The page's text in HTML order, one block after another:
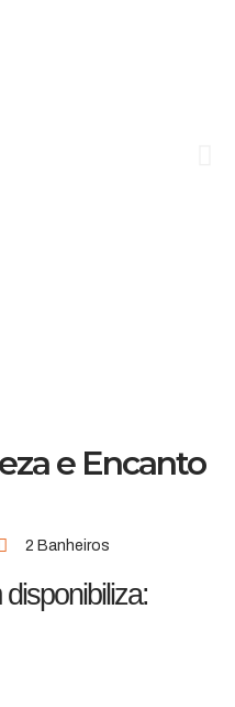
e Encanto
2 Banheiros